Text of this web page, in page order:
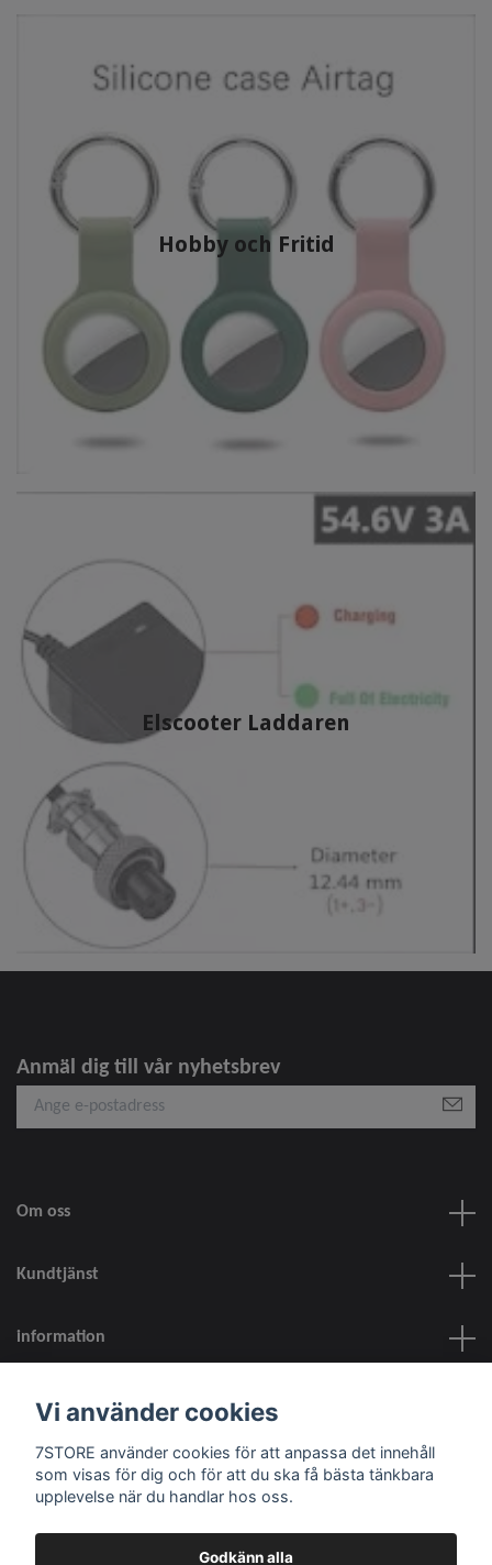
Hobby och Fritid
Elscooter Laddaren
Anmäl dig till vår nyhetsbrev
Om oss
Kundtjänst
information
Sociala medier
© 2026 7STORE
Vi använder cookies
7STORE använder cookies för att anpassa det innehåll
som visas för dig och för att du ska få bästa tänkbara
upplevelse när du handlar hos oss.
Godkänn alla